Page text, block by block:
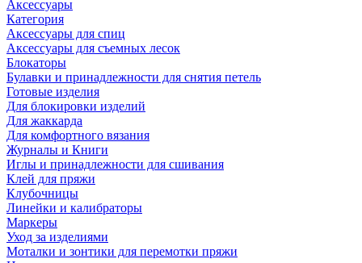
Аксессуары
Категория
Аксессуары для спиц
Аксессуары для съемных лесок
Блокаторы
Булавки и принадлежности для снятия петель
Готовые изделия
Для блокировки изделий
Для жаккарда
Для комфортного вязания
Журналы и Книги
Иглы и принадлежности для сшивания
Клей для пряжи
Клубочницы
Линейки и калибраторы
Маркеры
Уход за изделиями
Моталки и зонтики для перемотки пряжи